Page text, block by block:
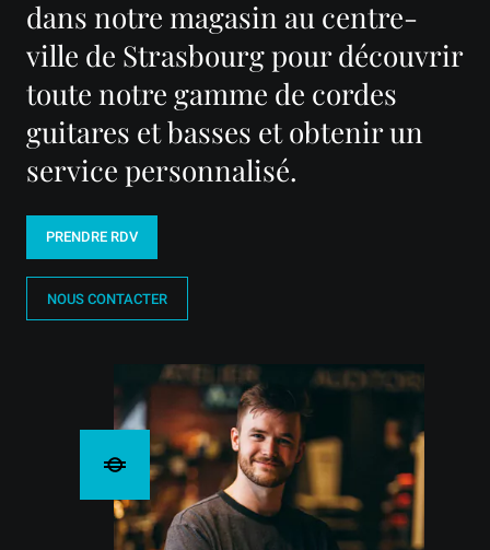
dans notre magasin au centre-
ville de Strasbourg pour découvrir
toute notre gamme de cordes
guitares et basses et obtenir un
service personnalisé.
PRENDRE RDV
NOUS CONTACTER